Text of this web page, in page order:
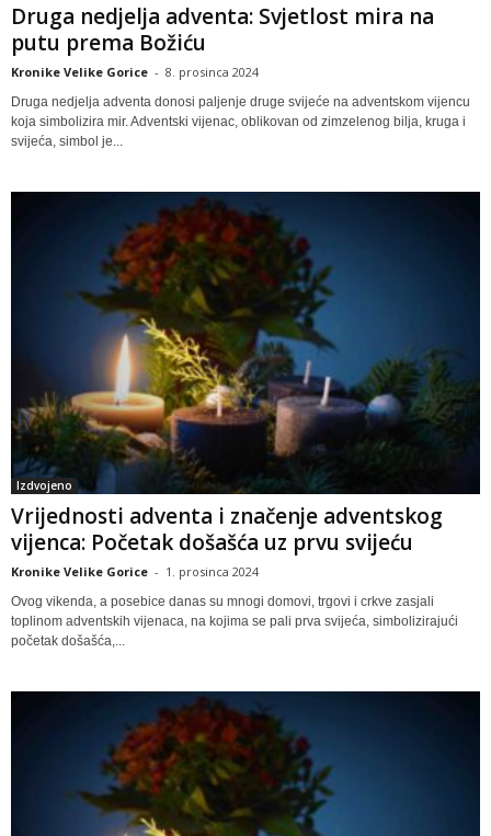
Druga nedjelja adventa: Svjetlost mira na
putu prema Božiću
Kronike Velike Gorice - 8. prosinca 2024
Druga nedjelja adventa donosi paljenje druge svijeće na adventskom vijencu
koja simbolizira mir. Adventski vijenac, oblikovan od zimzelenog bilja, kruga i
svijeća, simbol je...
Izdvojeno
Vrijednosti adventa i značenje adventskog
vijenca: Početak došašća uz prvu svijeću
Kronike Velike Gorice - 1. prosinca 2024
Ovog vikenda, a posebice danas su mnogi domovi, trgovi i crkve zasjali
toplinom adventskih vijenaca, na kojima se pali prva svijeća, simbolizirajući
početak došašća,...